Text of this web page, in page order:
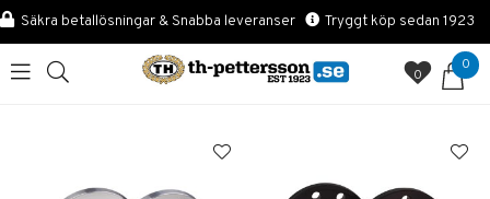
Säkra betallösningar & Snabba leveranser Tryggt köp sedan 1923
0
0